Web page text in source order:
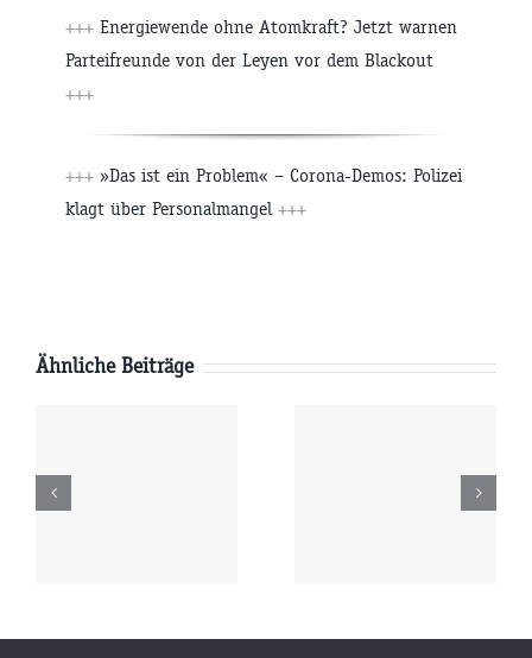
+++ Energiewende ohne Atomkraft? Jetzt warnen
Parteifreunde von der Leyen vor dem Blackout
+++
+++ »Das ist ein Problem« – Corona-Demos: Polizei
klagt über Personalmangel +++
Ähnliche Beiträge
Mittwoch
05.08.2026